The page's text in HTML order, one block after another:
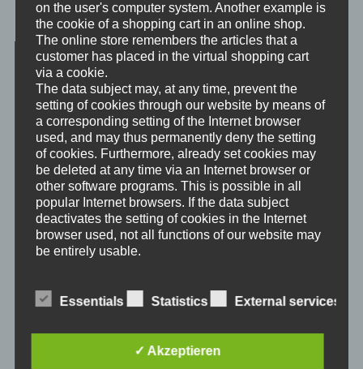
Das Modell der Psyche nach Carl Gustav Jung
on the user's computer system. Another example is
the cookie of a shopping cart in an online shop.
The online store remembers the articles that a
customer has placed in the virtual shopping cart
via a cookie.
The data subject may, at any time, prevent the
setting of cookies through our website by means of
a corresponding setting of the Internet browser
used, and may thus permanently deny the setting
of cookies. Furthermore, already set cookies may
be deleted at any time via an Internet browser or
other software programs. This is possible in all
popular Internet browsers. If the data subject
deactivates the setting of cookies in the Internet
browser used, not all functions of our website may
be entirely usable.
The website of us collects a series of general data and
calls up the website. This general data and information
are stored in the server log files. Collected may be (1)
the browser types and versions used, (2) the operating
Essentials Statistics External services
✓ Akzeptieren